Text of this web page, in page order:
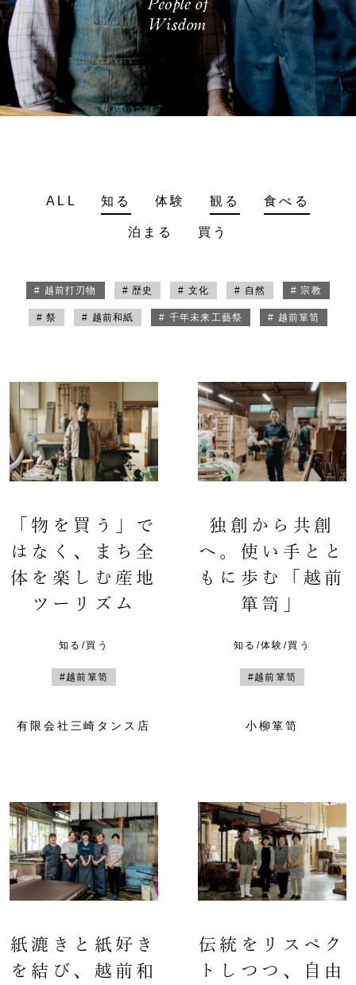
ALL 知る 体験 観る 食べる
泊まる 買う
# 越前打刃物 # 歴史 # 文化 # 自然 # 宗教
# 祭 # 越前和紙 # 千年未来工藝祭 # 越前箪笥
「物を買う」で
はなく、まち全
体を楽しむ産地
ツーリズム
知る/買う
#越前箪笥
有限会社三崎タンス店
独創から共創
へ。使い手とと
もに歩む「越前
箪笥」
知る/体験/買う
#越前箪笥
小柳箪笥
紙漉きと紙好き
を結び、越前和
伝統をリスペク
トしつつ、自由